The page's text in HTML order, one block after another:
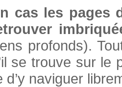
cas les pages
profonds).
se trouve sur
d’y naviguer